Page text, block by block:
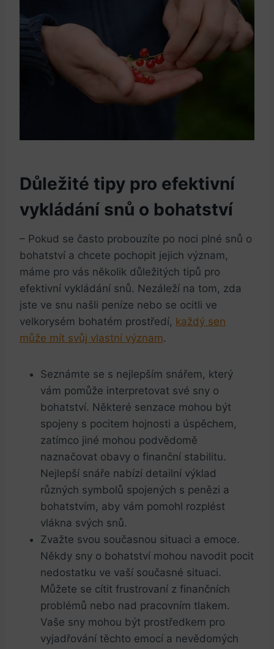
Důležité tipy pro efektivní
vykládání ‍snů o bohatství
– Pokud se často probouzíte po noci plné snů o
bohatství a chcete pochopit jejich význam,
máme pro vás několik ⁢důležitých tipů⁢ pro‍
efektivní vykládání snů. ‍Nezáleží na tom, zda‌
jste ve snu našli peníze nebo se ocitli ve
velkorysém bohatém ⁢prostředí, každý sen
může mít svůj vlastní‌ význam.
Seznámte se s nejlepším snářem, který
vám pomůže interpretovat své sny o
bohatství. Některé senzace mohou být
spojeny s pocitem hojnosti a úspěchem,
zatímco⁤ jiné mohou podvědomě
naznačovat obavy o finanční stabilitu.
Nejlepší snáře nabízí​ detailní výklad
různých ⁣symbolů spojených s penězi a
bohatstvím, aby vám pomohl rozplést
vlákna⁢ svých snů.
Zvažte svou současnou situaci a emoce.
Někdy sny o bohatství mohou navodit pocit
‍nedostatku‌ ve vaší současné situaci.
Můžete se ‌cítit frustrovaní⁤ z‍ finančních
problémů nebo nad pracovním ⁤tlakem.
Vaše sny mohou být prostředkem pro
vyjadřování těchto emocí⁤ a nevědomých